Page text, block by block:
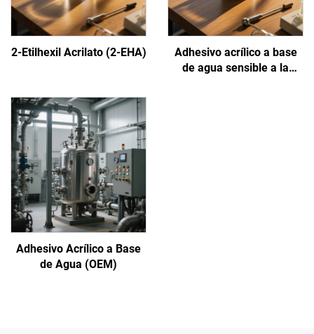
2-Etilhexil Acrilato (2-EHA)
Adhesivo acrílico a base
de agua sensible a la
Adhesivo Acrílico a Base
de Agua (OEM)